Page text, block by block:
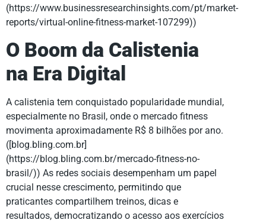
(https://www.businessresearchinsights.com/pt/market-
reports/virtual-online-fitness-market-107299))
O Boom da Calistenia
na Era Digital
A calistenia tem conquistado popularidade mundial,
especialmente no Brasil, onde o mercado fitness
movimenta aproximadamente R$ 8 bilhões por ano.
([blog.bling.com.br]
(https://blog.bling.com.br/mercado-fitness-no-
brasil/)) As redes sociais desempenham um papel
crucial nesse crescimento, permitindo que
praticantes compartilhem treinos, dicas e
resultados, democratizando o acesso aos exercícios